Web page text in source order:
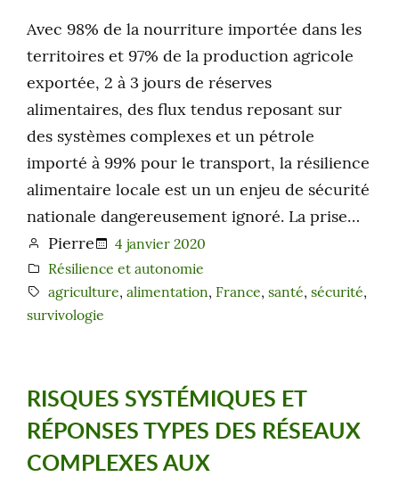
Avec 98% de la nourriture importée dans les
territoires et 97% de la production agricole
exportée, 2 à 3 jours de réserves
alimentaires, des flux tendus reposant sur
des systèmes complexes et un pétrole
importé à 99% pour le transport, la résilience
alimentaire locale est un un enjeu de sécurité
nationale dangereusement ignoré. La prise…
Pierre
4 janvier 2020
Résilience et autonomie
agriculture, alimentation, France, santé, sécurité,
survivologie
RISQUES SYSTÉMIQUES ET
RÉPONSES TYPES DES RÉSEAUX
COMPLEXES AUX